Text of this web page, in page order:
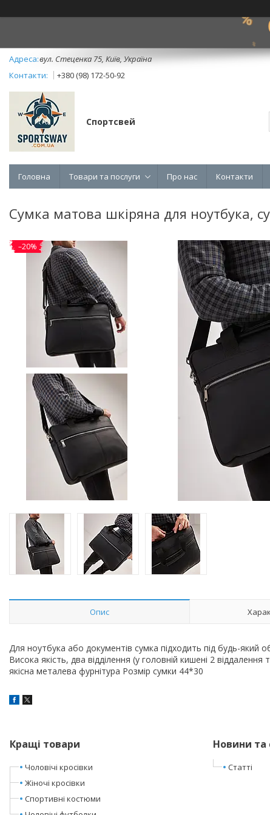
вул. Стеценка 75, Київ, Україна
+380 (98) 172-50-92
Спортсвей
Головна Товари та послуги Про нас Контакти
Сумка матова шкіряна для ноутбука,
–20%
Опис
Для ноутбука або документів сумка підходить під будь-
Висока якість, два відділення (у головній кишені 2
якісна металева фурнітура Розмір сумки 44*30
Кращі товари
Чоловічі кросівки
Жіночі кросівки
Спортивні костюми
Новини та
Статті